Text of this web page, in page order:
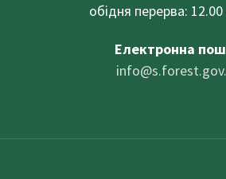
обідня перерва:
Електронна
info@